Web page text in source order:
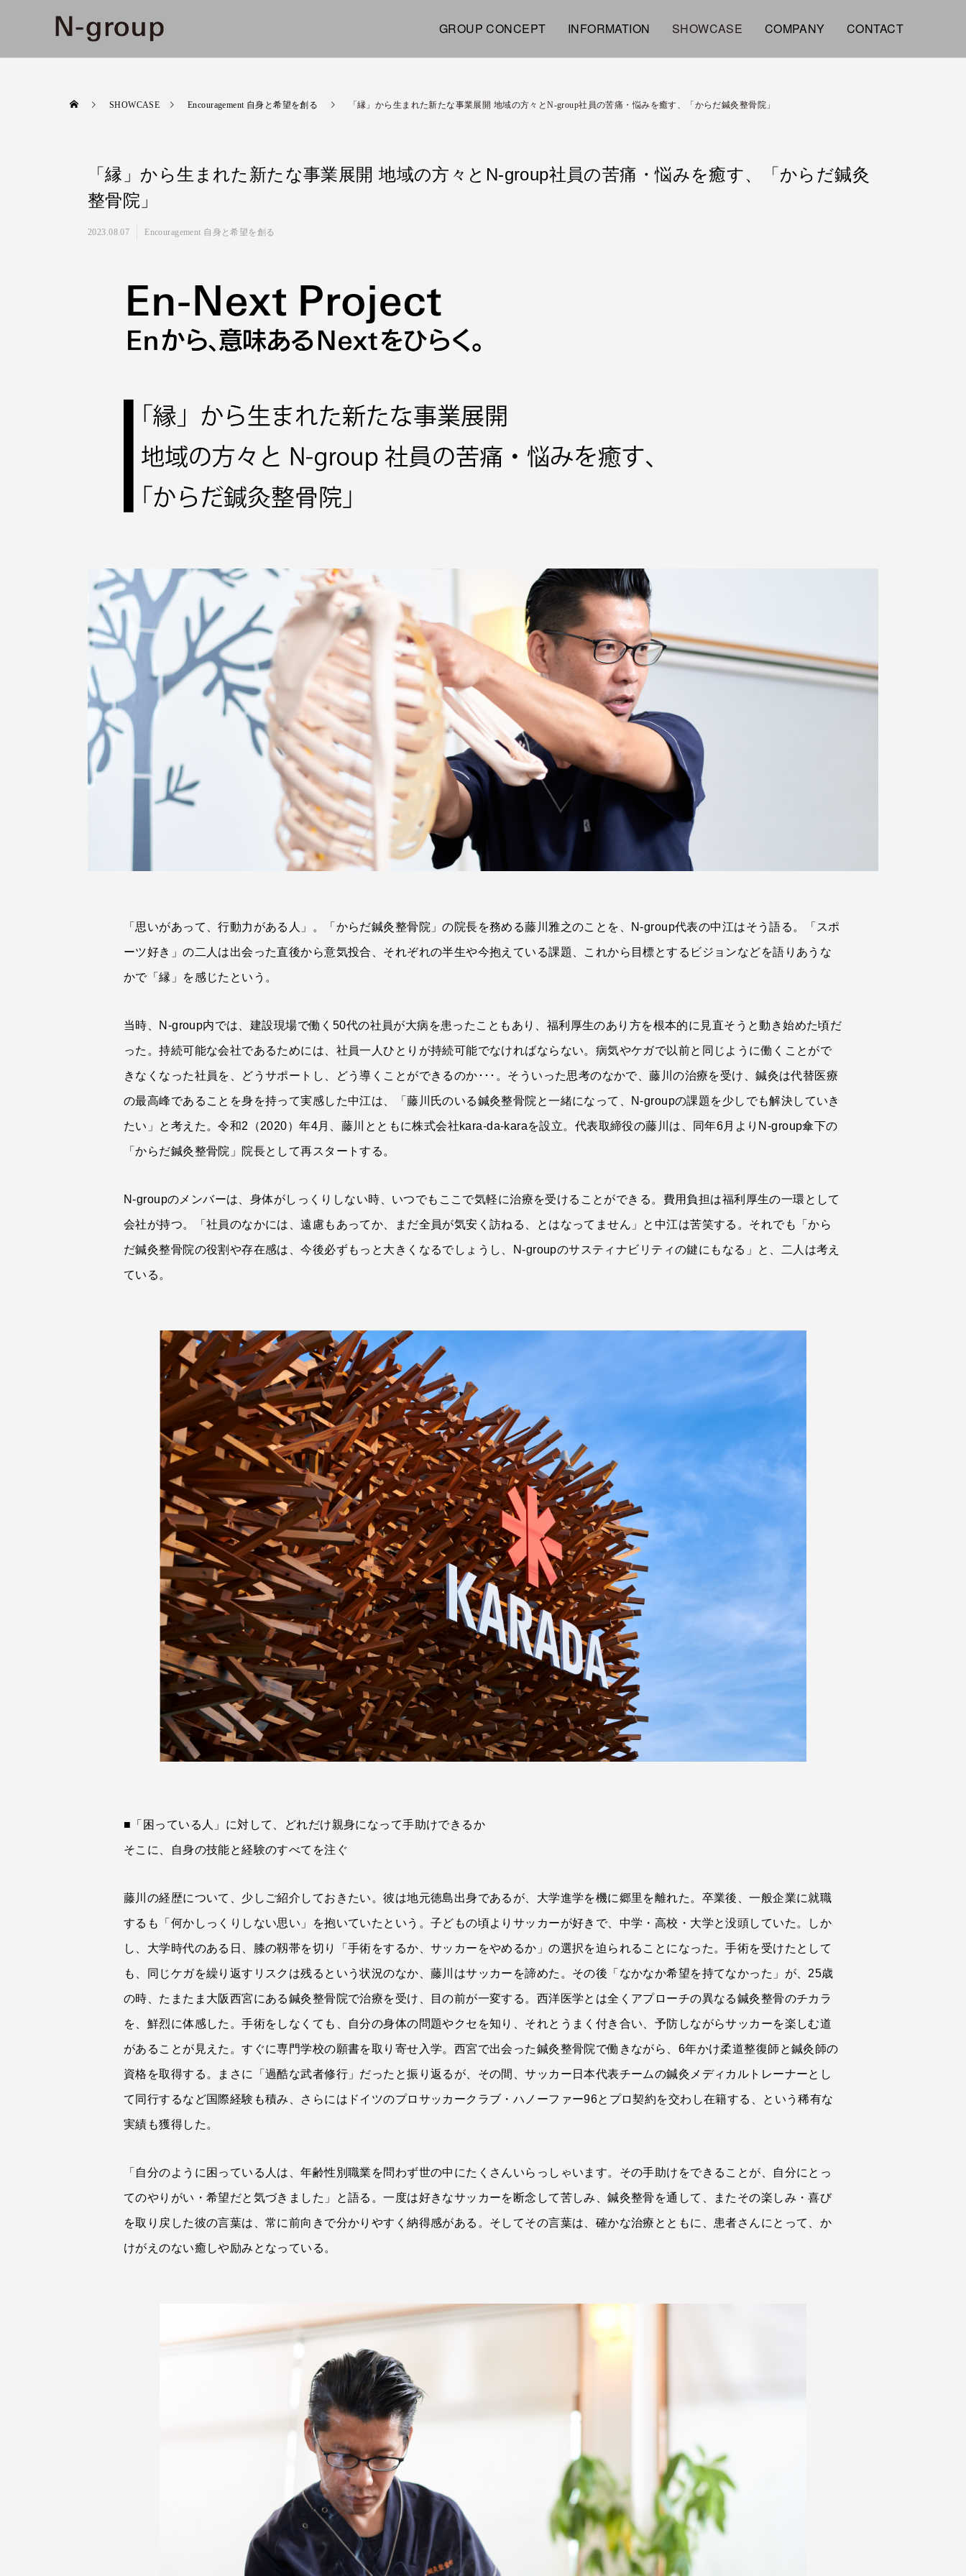
GROUP CONCEPT INFORMATION SHOWCASE COMPANY CONTACT
SHOWCASE Encouragement 自身と希望を創る 「縁」から生まれた新たな事業展開 地域の方々とN-group社員の苦痛・悩みを癒す、「からだ鍼灸整骨院」
「縁」から生まれた新たな事業展開 地域の方々とN-group社員の苦痛・悩みを癒す、「からだ鍼灸
整骨院」
2023.08.07 Encouragement 自身と希望を創る
「思いがあって、行動力がある人」。「からだ鍼灸整骨院」の院長を務める藤川雅之のことを、N-group代表の中江はそう語る。「スポ
ーツ好き」の二人は出会った直後から意気投合、それぞれの半生や今抱えている課題、これから目標とするビジョンなどを語りあうな
かで「縁」を感じたという。
当時、N-group内では、建設現場で働く50代の社員が大病を患ったこともあり、福利厚生のあり方を根本的に見直そうと動き始めた頃だ
った。持続可能な会社であるためには、社員一人ひとりが持続可能でなければならない。病気やケガで以前と同じように働くことがで
きなくなった社員を、どうサポートし、どう導くことができるのか･･･。そういった思考のなかで、藤川の治療を受け、鍼灸は代替医療
の最高峰であることを身を持って実感した中江は、「藤川氏のいる鍼灸整骨院と一緒になって、N-groupの課題を少しでも解決していき
たい」と考えた。令和2（2020）年4月、藤川とともに株式会社kara-da-karaを設立。代表取締役の藤川は、同年6月よりN-group傘下の
「からだ鍼灸整骨院」院長として再スタートする。
N-groupのメンバーは、身体がしっくりしない時、いつでもここで気軽に治療を受けることができる。費用負担は福利厚生の一環として
会社が持つ。「社員のなかには、遠慮もあってか、まだ全員が気安く訪ねる、とはなってません」と中江は苦笑する。それでも「から
だ鍼灸整骨院の役割や存在感は、今後必ずもっと大きくなるでしょうし、N-groupのサスティナビリティの鍵にもなる」と、二人は考え
ている。
■「困っている人」に対して、どれだけ親身になって手助けできるか
そこに、自身の技能と経験のすべてを注ぐ
藤川の経歴について、少しご紹介しておきたい。彼は地元徳島出身であるが、大学進学を機に郷里を離れた。卒業後、一般企業に就職
するも「何かしっくりしない思い」を抱いていたという。子どもの頃よりサッカーが好きで、中学・高校・大学と没頭していた。しか
し、大学時代のある日、膝の靱帯を切り「手術をするか、サッカーをやめるか」の選択を迫られることになった。手術を受けたとして
も、同じケガを繰り返すリスクは残るという状況のなか、藤川はサッカーを諦めた。その後「なかなか希望を持てなかった」が、25歳
の時、たまたま大阪西宮にある鍼灸整骨院で治療を受け、目の前が一変する。西洋医学とは全くアプローチの異なる鍼灸整骨のチカラ
を、鮮烈に体感した。手術をしなくても、自分の身体の問題やクセを知り、それとうまく付き合い、予防しながらサッカーを楽しむ道
があることが見えた。すぐに専門学校の願書を取り寄せ入学。西宮で出会った鍼灸整骨院で働きながら、6年かけ柔道整復師と鍼灸師の
資格を取得する。まさに「過酷な武者修行」だったと振り返るが、その間、サッカー日本代表チームの鍼灸メディカルトレーナーとし
て同行するなど国際経験も積み、さらにはドイツのプロサッカークラブ・ハノーファー96とプロ契約を交わし在籍する、という稀有な
実績も獲得した。
「自分のように困っている人は、年齢性別職業を問わず世の中にたくさんいらっしゃいます。その手助けをできることが、自分にとっ
てのやりがい・希望だと気づきました」と語る。一度は好きなサッカーを断念して苦しみ、鍼灸整骨を通して、またその楽しみ・喜び
を取り戻した彼の言葉は、常に前向きで分かりやすく納得感がある。そしてその言葉は、確かな治療とともに、患者さんにとって、か
けがえのない癒しや励みとなっている。